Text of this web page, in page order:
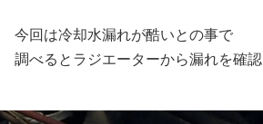
今回は冷却水漏れが酷いとの事で
調べるとラジエーターから漏れを確認